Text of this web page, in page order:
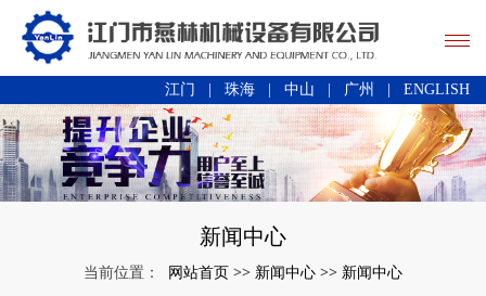
江门 珠海 中山 广州 ENGLISH
新闻中心
当前位置： 网站首页 >> 新闻中心 >> 新闻中心